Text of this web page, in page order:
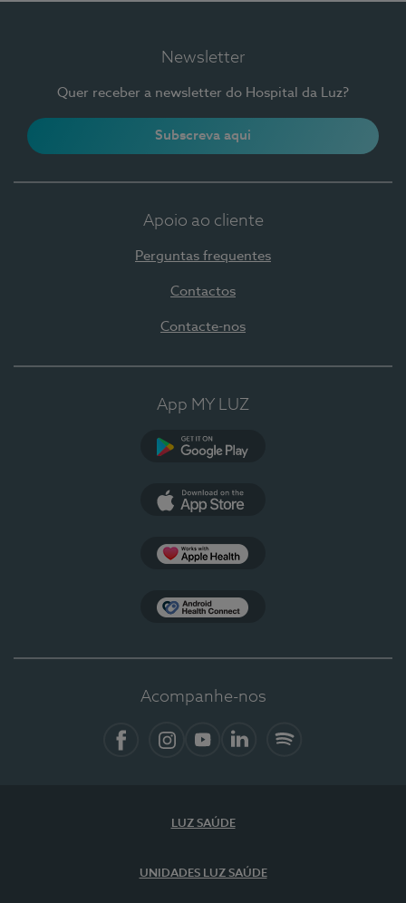
Newsletter
Quer receber a newsletter do Hospital da Luz?
Subscreva aqui
Apoio ao cliente
Perguntas frequentes
Contactos
Contacte-nos
App MY LUZ
Acompanhe-nos
LUZ SAÚDE
UNIDADES LUZ SAÚDE